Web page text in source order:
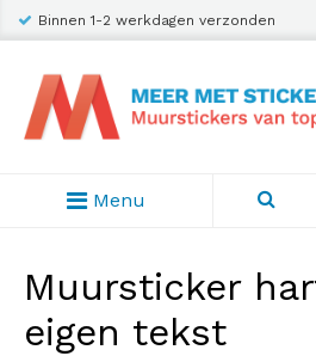
Binnen 1-2 werkdagen verzonden
Menu
Muursticker
eigen tekst